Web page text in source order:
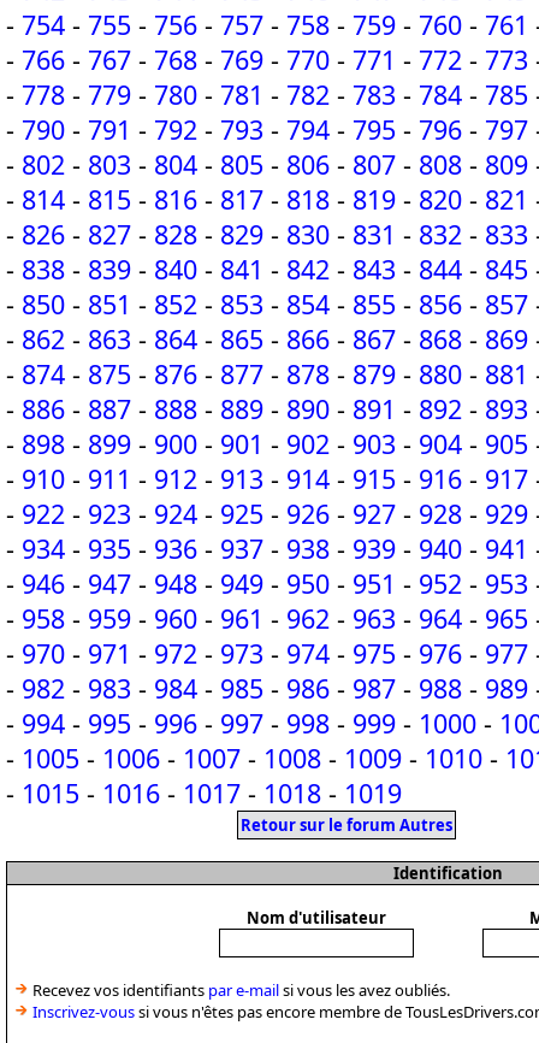
- 754 - 755 - 756 - 757 - 758 - 759 - 760 - 761
- 766 - 767 - 768 - 769 - 770 - 771 - 772 - 773
- 778 - 779 - 780 - 781 - 782 - 783 - 784 - 785
- 790 - 791 - 792 - 793 - 794 - 795 - 796 - 797
- 802 - 803 - 804 - 805 - 806 - 807 - 808 - 809
- 814 - 815 - 816 - 817 - 818 - 819 - 820 - 821
- 826 - 827 - 828 - 829 - 830 - 831 - 832 - 833
- 838 - 839 - 840 - 841 - 842 - 843 - 844 - 845
- 850 - 851 - 852 - 853 - 854 - 855 - 856 - 857
- 862 - 863 - 864 - 865 - 866 - 867 - 868 - 869
- 874 - 875 - 876 - 877 - 878 - 879 - 880 - 881
- 886 - 887 - 888 - 889 - 890 - 891 - 892 - 893
- 898 - 899 - 900 - 901 - 902 - 903 - 904 - 905
- 910 - 911 - 912 - 913 - 914 - 915 - 916 - 917
- 922 - 923 - 924 - 925 - 926 - 927 - 928 - 929
- 934 - 935 - 936 - 937 - 938 - 939 - 940 - 941
- 946 - 947 - 948 - 949 - 950 - 951 - 952 - 953
- 958 - 959 - 960 - 961 - 962 - 963 - 964 - 965
- 970 - 971 - 972 - 973 - 974 - 975 - 976 - 977
- 982 - 983 - 984 - 985 - 986 - 987 - 988 - 989
- 994 - 995 - 996 - 997 - 998 - 999 - 1000 -
- 1005 - 1006 - 1007 - 1008 - 1009 - 1010 -
- 1015 - 1016 - 1017 - 1018 - 1019
Retour sur le forum Autres
Identification
Nom d'utilisateur
Recevez vos identifiants par e-mailsi vous les avez oubliés.
Inscrivez-voussi vous n'êtes pas encore membre de